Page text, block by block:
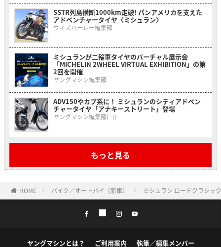
SSTR列島横断1000km走破! パンアメリカを支えた
アドベンチャータイヤ〈ミシュラン〉
ウィズハーレー編集部
ミシュランが二輪車タイヤのバーチャル展示会
「MICHELIN 2WHEEL VIRTUAL EXHIBITION」の第
2回を開催
ヤングマシン編集部
ADV150やカブ系に！ ミシュランのシティアドベン
チャータイヤ「アナキーストリート」登場
ヤングマシン編集部(ヨ)
もっと見る
HOME バイク／オートバイ［新車］ ミシュラン ロードクラシッ
ヤングマシンとは？ ご利用案内 執筆／編集メンバー